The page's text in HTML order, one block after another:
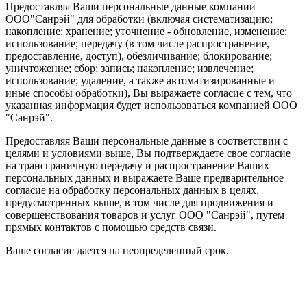
Предоставляя Ваши персональные данные компании
ООО"Санрэй" для обработки (включая систематизацию;
накопление; хранение; уточнение - обновление, изменение;
использование; передачу (в том числе распространение,
предоставление, доступ), обезличивание; блокирование;
уничтожение; сбор; запись; накопление; извлечение;
использование; удаление, а также автоматизированные и
иные способы обработки), Вы выражаете согласие с тем, что
указанная информация будет использоваться компанией ООО
"Санрэй".
Предоставляя Ваши персональные данные в соответствии с
целями и условиями выше, Вы подтверждаете свое согласие
на трансграничную передачу и распространение Ваших
персональных данных и выражаете Ваше предварительное
согласие на обработку персональных данных в целях,
предусмотренных выше, в том числе для продвижения и
совершенствования товаров и услуг ООО "Санрэй", путем
прямых контактов с помощью средств связи.
Ваше согласие дается на неопределенный срок.